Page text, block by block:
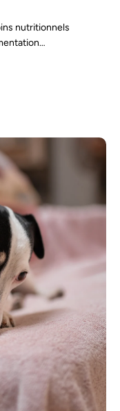
nutritionnels